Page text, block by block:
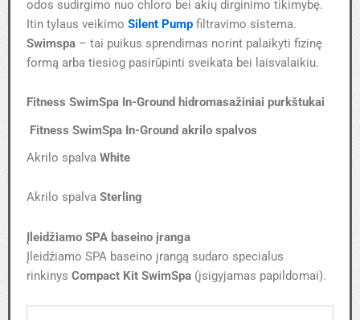
odos sudirgimo nuo chloro bei akių dirginimo tikimybę.
Itin tylaus veikimo Silent Pump filtravimo sistema.
Swimspa – tai puikus sprendimas norint palaikyti fizinę
formą arba tiesiog pasirūpinti sveikata bei laisvalaikiu.
Fitness SwimSpa In-Ground hidromasažiniai purkštukai
Fitness SwimSpa In-Ground akrilo spalvos
Akrilo spalva White
Akrilo spalva Sterling
Įleidžiamo SPA baseino įranga
Įleidžiamo SPA baseino įrangą sudaro specialus
rinkinys Compact Kit SwimSpa (įsigyjamas papildomai).